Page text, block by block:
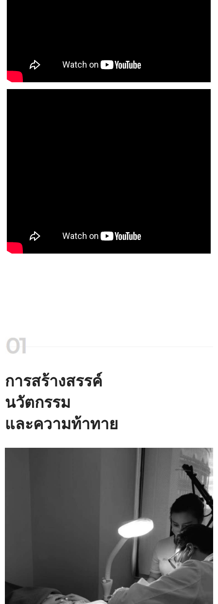
การสร้างสรรค์
นวัตกรรม
และความท้าทาย